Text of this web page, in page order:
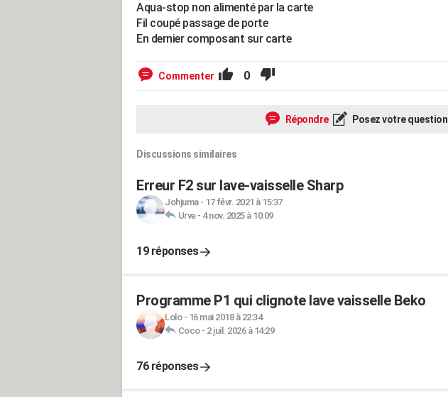
Aqua-stop non alimenté par la carte
Fil coupé passage de porte
En dernier composant sur carte
Commenter 0
Répondre Posez votre question
Discussions similaires
Erreur F2 sur lave-vaisselle Sharp
Johjuma- 17 févr. 2021 à 15:37
Urve- 4 nov. 2025 à 10:09
19 réponses
Programme P1 qui clignote lave vaisselle Beko
Lolo- 16 mai 2018 à 22:34
Coco- 2 juil. 2026 à 14:29
76 réponses